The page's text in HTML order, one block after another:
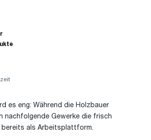
es eng: Während die Holzbauer
nachfolgende Gewerke die frisch
bereits als Arbeitsplattform.